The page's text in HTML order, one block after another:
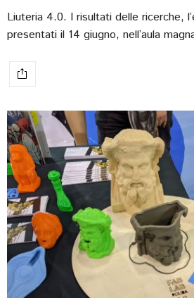
Liuteria 4.0. I risultati delle ricerche,
presentati il 14 giugno, nell’aula